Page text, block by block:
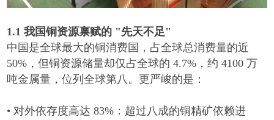
1.1我国铜资源禀赋的 "先天不足"
中国是全球最大的铜消费国，占全球总消费量的近
50% ，但铜资源储量却仅占全球的4.7% ，约4100万
吨金属量，位列全球第八。更严峻的是：
•对外依存度高达 83% ：超过八成的铜精矿依赖进